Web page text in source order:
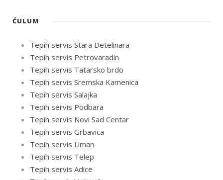
ĆULUM
Tepih servis Stara Detelinara
Tepih servis Petrovaradin
Tepih servis Tatarsko brdo
Tepih servis Sremska Kamenica
Tepih servis Salajka
Tepih servis Podbara
Tepih servis Novi Sad Centar
Tepih servis Grbavica
Tepih servis Liman
Tepih servis Telep
Tepih servis Adice